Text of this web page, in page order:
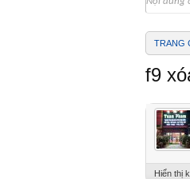
TRANG
f9
Hiển thị